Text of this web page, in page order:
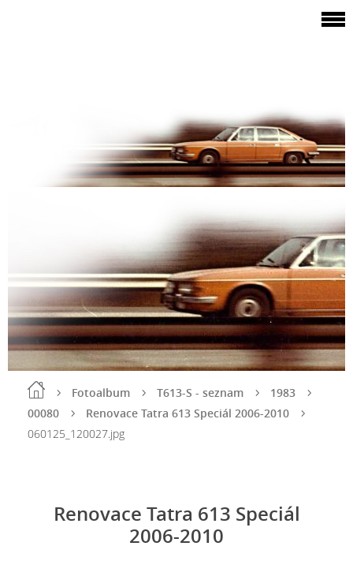
Fotoalbum T613-S - seznam
1983
00080
Renovace Tatra 613 Speciál 2006-2010
060125_120027.jpg
Renovace Tatra 613 Speciál
2006-2010